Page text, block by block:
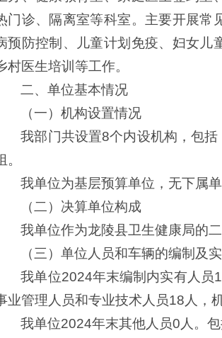
门诊、隔离室等科室。主要开展常
预防控制、儿童计划免疫、妇女儿
村医生培训等工作。
二、单位基本情况
（一）机构设置情况
我部门共设置8个内设机构，包
。
我单位为基层预算单位，无下属
（二）决算单位构成
我单位作为龙陵县卫生健康局的
（三）单位人员和车辆的编制及
我单位2024年末编制内实有人员
业管理人员和专业技术人员18人，
我单位2024年末其他人员0人。